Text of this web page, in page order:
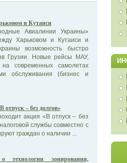
и Кутаиси
Авиалинии Украины»
Харьковом и Кутаиси и
возможность быстро
Грузии. Новые рейсы МАУ,
современных самолетах
обслуживания (бизнес и
отпуск – без долгов»
акция «В отпуск – без
службы совместно с
граждан о наличии ...
технологии зонирования,